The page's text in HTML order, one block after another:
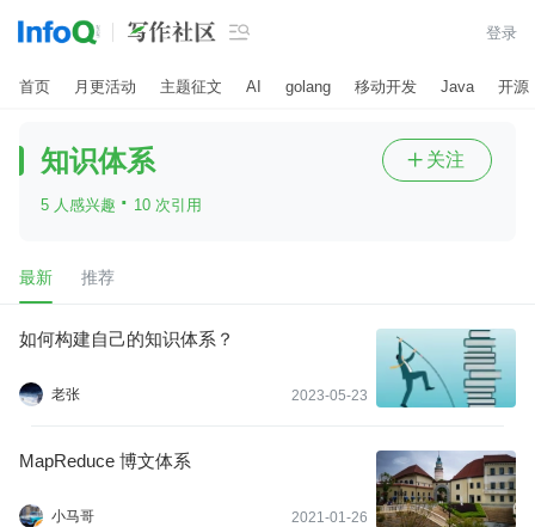
 登录
首页 月更活动 主题征文 AI golang 移动开发 Java 开源
知识体系
5 人感兴趣 · 10 次引用
 关注
最新 推荐
如何构建自己的知识体系？
老张 2023-05-23
MapReduce 博文体系
小马哥 2021-01-26